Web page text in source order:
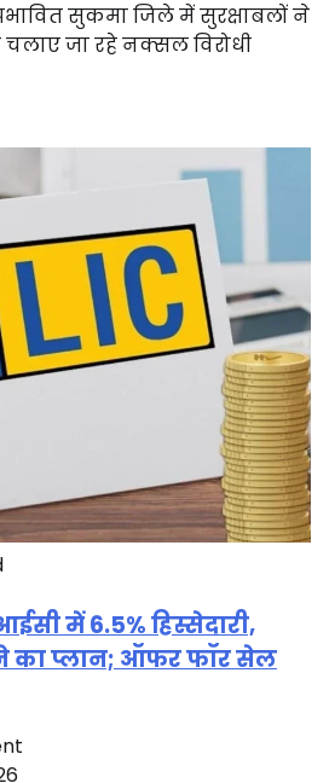
सुकमा जिले में सुरक्षाबलों ने
जा रहे नक्सल विरोधी
में 6.5% हिस्सेदारी,
का प्लान; ऑफर फॉर सेल